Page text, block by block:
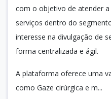
com o objetivo de atender
serviços dentro do
interesse na divulgação de
forma centralizada e ágil.
A plataforma oferece uma
como Gaze cirúrgica e m...